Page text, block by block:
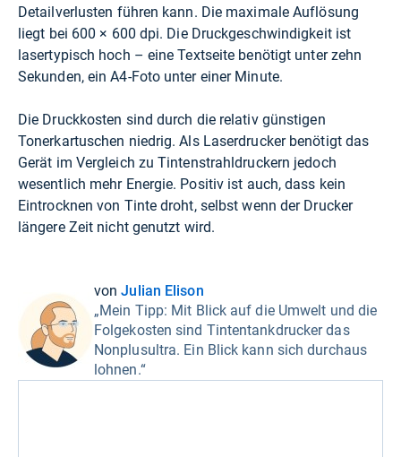
Detailverlusten führen kann. Die maximale Auflösung
liegt bei 600 × 600 dpi. Die Druckgeschwindigkeit ist
lasertypisch hoch – eine Textseite benötigt unter zehn
Sekunden, ein A4-Foto unter einer Minute.
Die Druckkosten sind durch die relativ günstigen
Tonerkartuschen niedrig. Als Laserdrucker benötigt das
Gerät im Vergleich zu Tintenstrahldruckern jedoch
wesentlich mehr Energie. Positiv ist auch, dass kein
Eintrocknen von Tinte droht, selbst wenn der Drucker
längere Zeit nicht genutzt wird.
vonJulian Elison
„Mein Tipp: Mit Blick auf die Umwelt und die
Folgekosten sind Tintentankdrucker das
Nonplusultra. Ein Blick kann sich durchaus
lohnen.“